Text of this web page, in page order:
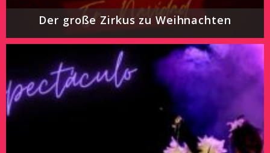
Der große Zirkus zu Weihnachten